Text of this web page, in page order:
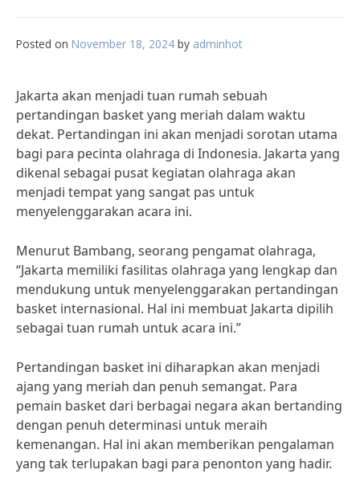
Posted on November 18, 2024 by adminhot
Jakarta akan menjadi tuan rumah sebuah
pertandingan basket yang meriah dalam waktu
dekat. Pertandingan ini akan menjadi sorotan utama
bagi para pecinta olahraga di Indonesia. Jakarta yang
dikenal sebagai pusat kegiatan olahraga akan
menjadi tempat yang sangat pas untuk
menyelenggarakan acara ini.
Menurut Bambang, seorang pengamat olahraga,
“Jakarta memiliki fasilitas olahraga yang lengkap dan
mendukung untuk menyelenggarakan pertandingan
basket internasional. Hal ini membuat Jakarta dipilih
sebagai tuan rumah untuk acara ini.”
Pertandingan basket ini diharapkan akan menjadi
ajang yang meriah dan penuh semangat. Para
pemain basket dari berbagai negara akan bertanding
dengan penuh determinasi untuk meraih
kemenangan. Hal ini akan memberikan pengalaman
yang tak terlupakan bagi para penonton yang hadir.